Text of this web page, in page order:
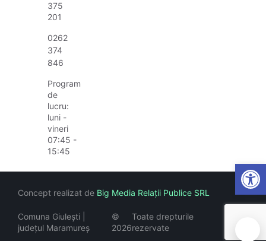
375
201
0262
374
846
Program
de
lucru:
luni -
vineri
07:45 -
15:45
Comuna Giulești |
județul Maramureș
©
2026
Toate drepturile
rezervate
Concept realizat de Big Media Relații Publice SRL